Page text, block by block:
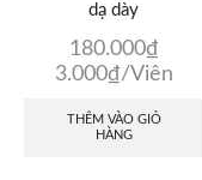
dạ dày
180.000₫
3.000₫/Viên
THÊM VÀO GIỎ
HÀNG